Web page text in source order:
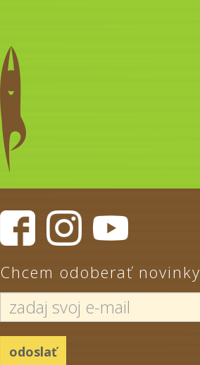
Chcem odoberať novinky